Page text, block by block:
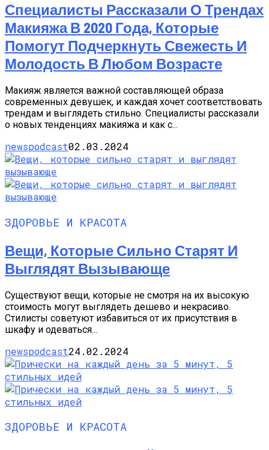
Специалисты Рассказали О Трендах
Макияжа В 2020 Года, Которые
Помогут Подчеркнуть Свежесть И
Молодость В Любом Возрасте
Макияж является важной составляющей образа
современных девушек, и каждая хочет соответствовать
трендам и выглядеть стильно. Специалисты рассказали
о новых тенденциях макияжа и как с...
newspodcast02.03.2024
ЗДОРОВЬЕ И КРАСОТА
Вещи, Которые Сильно Старят И
Выглядят Вызывающе
Существуют вещи, которые не смотря на их высокую
стоимость могут выглядеть дешево и некрасиво.
Стилисты советуют избавиться от их присутствия в
шкафу и одеваться...
newspodcast24.02.2024
ЗДОРОВЬЕ И КРАСОТА